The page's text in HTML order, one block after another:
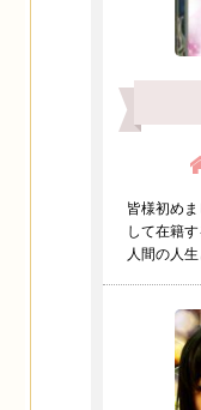
皆様初め
して在籍
人間の人